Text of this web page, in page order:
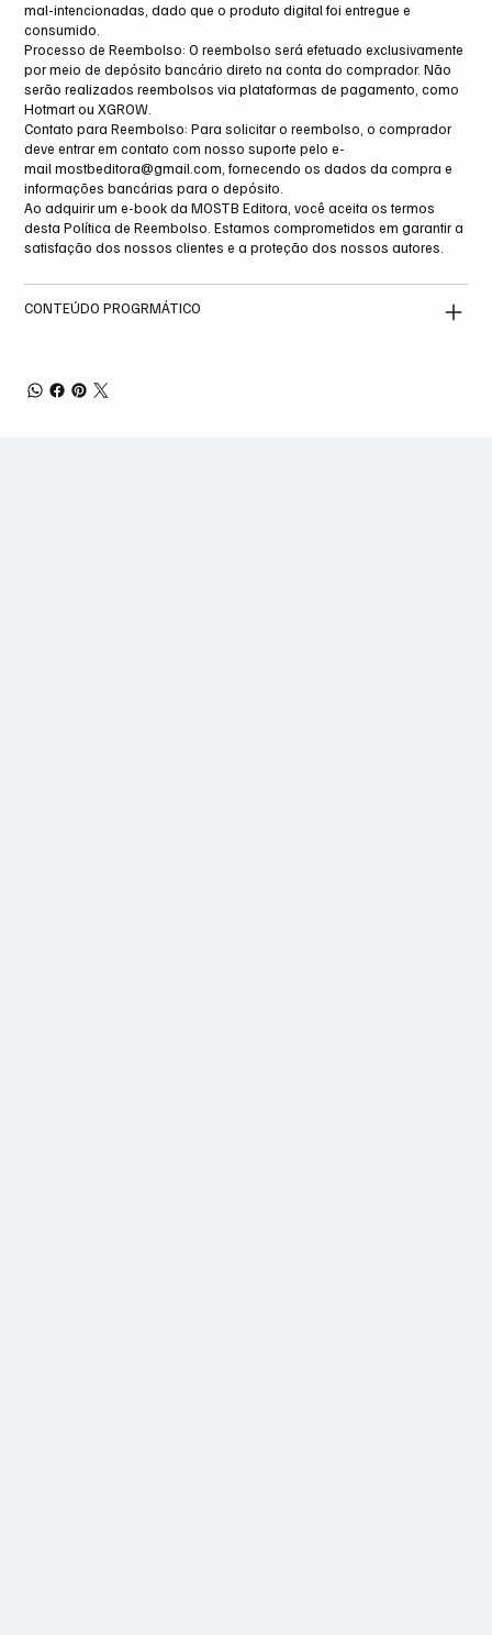
mal-intencionadas, dado que o produto digital foi entregue e
consumido.
Processo de Reembolso: O reembolso será efetuado exclusivamente
por meio de depósito bancário direto na conta do comprador. Não
serão realizados reembolsos via plataformas de pagamento, como
Hotmart ou XGROW.
Contato para Reembolso: Para solicitar o reembolso, o comprador
deve entrar em contato com nosso suporte pelo e-
mailmostbeditora@gmail.com , fornecendo os dados da compra e
informações bancárias para o depósito.
Ao adquirir um e-book da MOSTB Editora, você aceita os termos
desta Política de Reembolso. Estamos comprometidos em garantir a
satisfação dos nossos clientes e a proteção dos nossos autores.
CONTEÚDO PROGRMÁTICO